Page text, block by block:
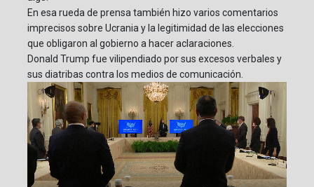
En esa rueda de prensa también hizo varios comentarios
imprecisos sobre Ucrania y la legitimidad de las elecciones
que obligaron al gobierno a hacer aclaraciones.
Donald Trump fue vilipendiado por sus excesos verbales y
sus diatribas contra los medios de comunicación.